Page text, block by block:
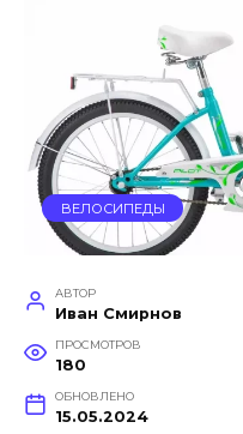
ВЕЛОСИПЕДЫ
АВТОР
Иван Смирнов
ПРОСМОТРОВ
180
ОБНОВЛЕНО
15.05.2024